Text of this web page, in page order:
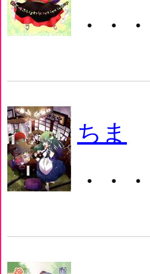
・・・
ちま
・・・